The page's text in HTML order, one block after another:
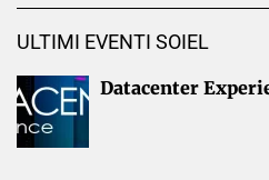
ULTIMI EVENTI SOIEL
Datacenter